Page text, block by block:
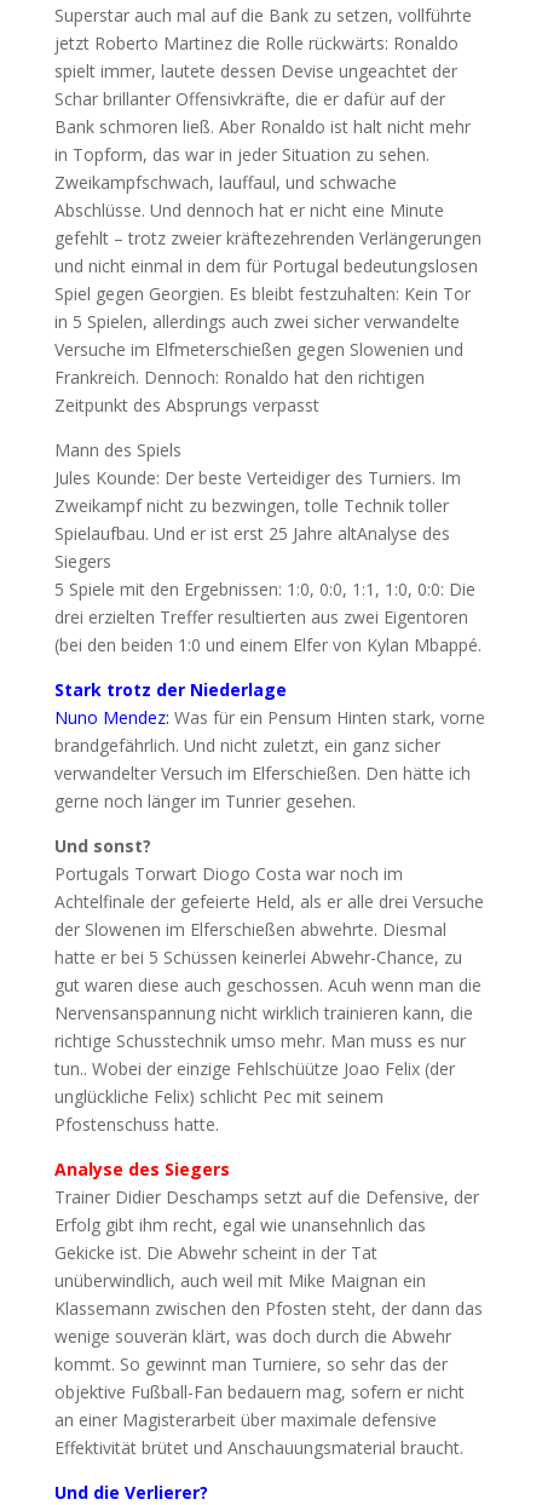
Superstar auch mal auf die Bank zu setzen, vollführte
jetzt Roberto Martinez die Rolle rückwärts: Ronaldo
spielt immer, lautete dessen Devise ungeachtet der
Schar brillanter Offensivkräfte, die er dafür auf der
Bank schmoren ließ. Aber Ronaldo ist halt nicht mehr
in Topform, das war in jeder Situation zu sehen.
Zweikampfschwach, lauffaul, und schwache
Abschlüsse. Und dennoch hat er nicht eine Minute
gefehlt – trotz zweier kräftezehrenden Verlängerungen
und nicht einmal in dem für Portugal bedeutungslosen
Spiel gegen Georgien. Es bleibt festzuhalten: Kein Tor
in 5 Spielen, allerdings auch zwei sicher verwandelte
Versuche im Elfmeterschießen gegen Slowenien und
Frankreich. Dennoch: Ronaldo hat den richtigen
Zeitpunkt des Absprungs verpasst
Mann des Spiels
Jules Kounde: Der beste Verteidiger des Turniers. Im
Zweikampf nicht zu bezwingen, tolle Technik toller
Spielaufbau. Und er ist erst 25 Jahre altAnalyse des
Siegers
5 Spiele mit den Ergebnissen: 1:0, 0:0, 1:1, 1:0, 0:0: Die
drei erzielten Treffer resultierten aus zwei Eigentoren
(bei den beiden 1:0 und einem Elfer von Kylan Mbappé.
Stark trotz der Niederlage
Nuno Mendez: Was für ein Pensum Hinten stark, vorne
brandgefährlich. Und nicht zuletzt, ein ganz sicher
verwandelter Versuch im Elferschießen. Den hätte ich
gerne noch länger im Tunrier gesehen.
Und sonst?
Portugals Torwart Diogo Costa war noch im
Achtelfinale der gefeierte Held, als er alle drei Versuche
der Slowenen im Elferschießen abwehrte. Diesmal
hatte er bei 5 Schüssen keinerlei Abwehr-Chance, zu
gut waren diese auch geschossen. Acuh wenn man die
Nervensanspannung nicht wirklich trainieren kann, die
richtige Schusstechnik umso mehr. Man muss es nur
tun.. Wobei der einzige Fehlschüütze Joao Felix (der
unglückliche Felix) schlicht Pec mit seinem
Pfostenschuss hatte.
Analyse des Siegers
Trainer Didier Deschamps setzt auf die Defensive, der
Erfolg gibt ihm recht, egal wie unansehnlich das
Gekicke ist. Die Abwehr scheint in der Tat
unüberwindlich, auch weil mit Mike Maignan ein
Klassemann zwischen den Pfosten steht, der dann das
wenige souverän klärt, was doch durch die Abwehr
kommt. So gewinnt man Turniere, so sehr das der
objektive Fußball-Fan bedauern mag, sofern er nicht
an einer Magisterarbeit über maximale defensive
Effektivität brütet und Anschauungsmaterial braucht.
Und die Verlierer?